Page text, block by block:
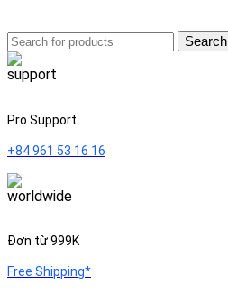
Search
Pro Support
+84 961 53 16 16
Đơn từ 999K
Free Shipping*